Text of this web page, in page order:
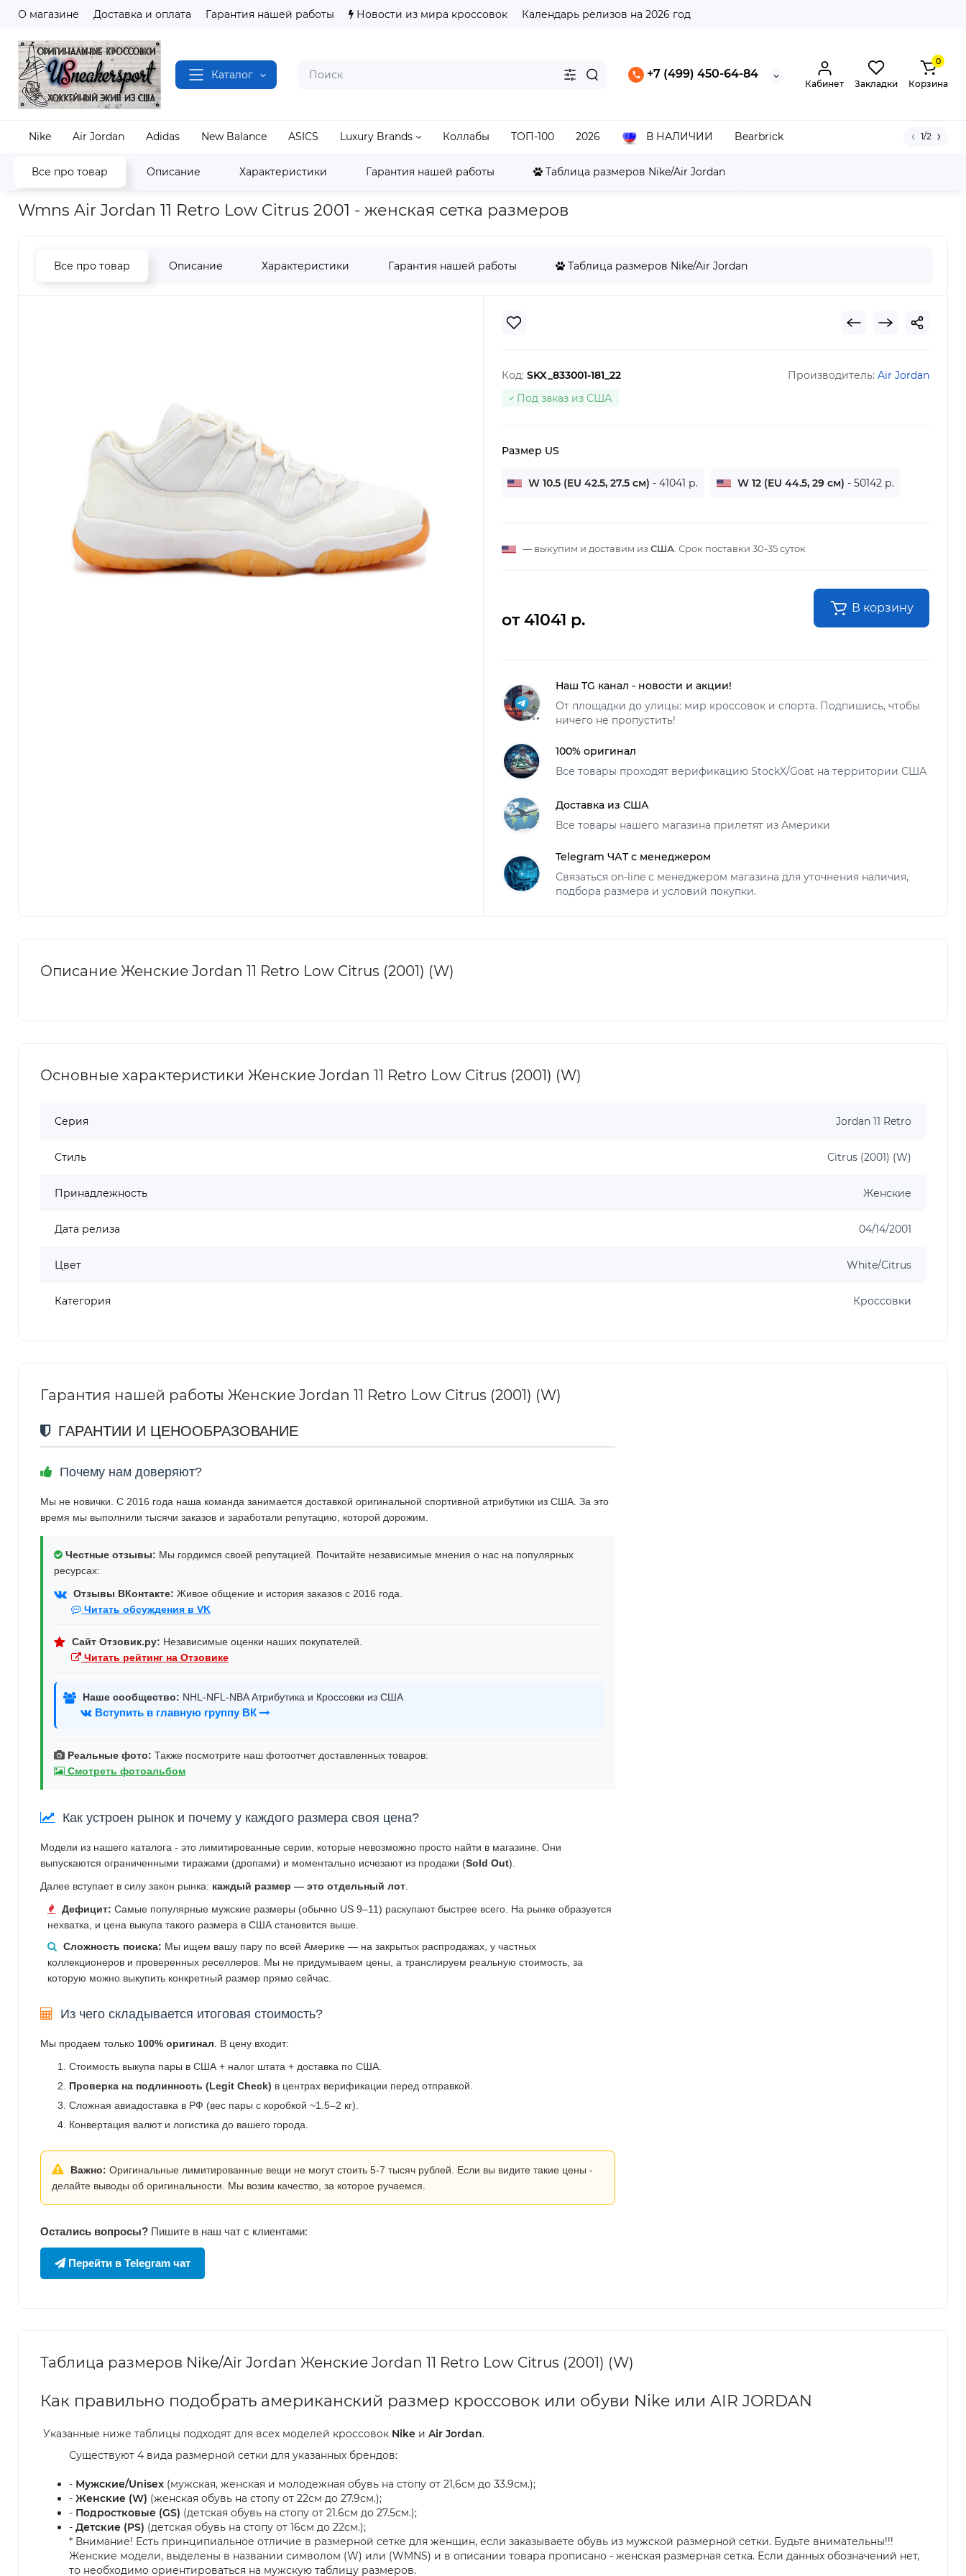
О магазине Доставка и оплата Гарантия нашей работы Новости из мира кроссовок Календарь релизов на 2026 год
Каталог +7 (499) 450-64-84
Кабинет Закладки
0
Корзина
Nike Air Jordan Adidas New Balance ASICS Luxury Brands Коллабы ТОП-100 2026 В НАЛИЧИИ Bearbrick 1/2
Все про товар Описание Характеристики Гарантия нашей работы Таблица размеров Nike/Air Jordan
Наш магазин Полный каталог кроссовок Air Jordan Jordan 11 Женские Jordan 11 Retro Low Citrus (2001) (W)
Wmns Air Jordan 11 Retro Low Citrus 2001 - женская сетка размеров
Все про товар Описание Характеристики Гарантия нашей работы Таблица размеров Nike/Air Jordan
Код: SKX_833001-181_22 Производитель: Air Jordan
Под заказ из США
Размер US
W 10.5 (EU 42.5, 27.5 см) - 41041 р. W 12 (EU 44.5, 29 см) - 50142 р.
— выкупим и доставим из США . Срок поставки 30-35 суток
от 41041 р.
В корзину
Наш TG канал - новости и акции!
От площадки до улицы: мир кроссовок и спорта. Подпишись, чтобы
ничего не пропустить!
100% оригинал
Все товары проходят верификацию StockX/Goat на территории США
Доставка из США
Все товары нашего магазина прилетят из Америки
Telegram ЧАТ с менеджером
Связаться on-line с менеджером магазина для уточнения наличия,
подбора размера и условий покупки.
Описание Женские Jordan 11 Retro Low Citrus (2001) (W)
Основные характеристики Женские Jordan 11 Retro Low Citrus (2001) (W)
Серия Jordan 11 Retro
Стиль Citrus (2001) (W)
Принадлежность Женские
Дата релиза 04/14/2001
Цвет White/Citrus
Категория Кроссовки
Гарантия нашей работы Женские Jordan 11 Retro Low Citrus (2001) (W)
ГАРАНТИИ И ЦЕНООБРАЗОВАНИЕ
Почему нам доверяют?
Мы не новички. С 2016 года наша команда занимается доставкой оригинальной спортивной атрибутики из США. За это
время мы выполнили тысячи заказов и заработали репутацию, которой дорожим.
Честные отзывы: Мы гордимся своей репутацией. Почитайте независимые мнения о нас на популярных
ресурсах:
Отзывы ВКонтакте: Живое общение и история заказов с 2016 года.
Читать обсуждения в VK
Сайт Отзовик.ру: Независимые оценки наших покупателей.
Читать рейтинг на Отзовике
Наше сообщество: NHL-NFL-NBA Атрибутика и Кроссовки из США
Вступить в главную группу ВК
Реальные фото: Также посмотрите наш фотоотчет доставленных товаров:
Смотреть фотоальбом
Как устроен рынок и почему у каждого размера своя цена?
Модели из нашего каталога - это лимитированные серии, которые невозможно просто найти в магазине. Они
выпускаются ограниченными тиражами (дропами) и моментально исчезают из продажи (Sold Out).
Далее вступает в силу закон рынка: каждый размер — это отдельный лот
Дефицит: Самые популярные мужские размеры (обычно US 9–11) раскупают быстрее всего. На рынке образуется
нехватка, и цена выкупа такого размера в США становится выше.
Сложность поиска: Мы ищем вашу пару по всей Америке — на закрытых распродажах, у частных
коллекционеров и проверенных реселлеров. Мы не придумываем цены, а транслируем реальную стоимость, за
которую можно выкупить конкретный размер прямо сейчас.
Из чего складывается итоговая стоимость?
Мы продаем только 100% оригинал . В цену входит:
Стоимость выкупа пары в США + налог штата + доставка по США.
Проверка на подлинность (Legit Check) в центрах верификации перед отправкой.
Сложная авиадоставка в РФ (вес пары с коробкой ~1.5–2 кг).
Конвертация валют и логистика до вашего города.
Важно: Оригинальные лимитированные вещи не могут стоить 5-7 тысяч рублей. Если вы видите такие цены -
делайте выводы об оригинальности. Мы возим качество, за которое ручаемся.
Остались вопросы? Пишите в наш чат с клиентами:
Перейти в Telegram чат
Таблица размеров Nike/Air Jordan Женские Jordan 11 Retro Low Citrus (2001) (W)
Как правильно подобрать американский размер кроссовок или обуви Nike или AIR JORDAN
Указанные ниже таблицы подходят для всех моделей кроссовок Nike и Air Jordan.
Существуют 4 вида размерной сетки для указанных брендов:
- Мужские/Unisex (мужская, женская и молодежная обувь на стопу от 21,6см до 33.9см.);
- Женские (W) (женская обувь на стопу от 22см до 27.9см.);
- Подростковые (GS) (детская обувь на стопу от 21.6см до 27.5см.);
- Детские (PS) (детская обувь на стопу от 16см до 22см.);
* Внимание! Есть принципиальное отличие в размерной сетке для женщин, если заказываете обувь из мужской размерной сетки. Будьте внимательны!!!
Женские модели, выделены в названии символом (W) или (WMNS) и в описании товара прописано - женская размерная сетка. Если данных обозначений нет,
то необходимо ориентироваться на мужскую таблицу размеров.